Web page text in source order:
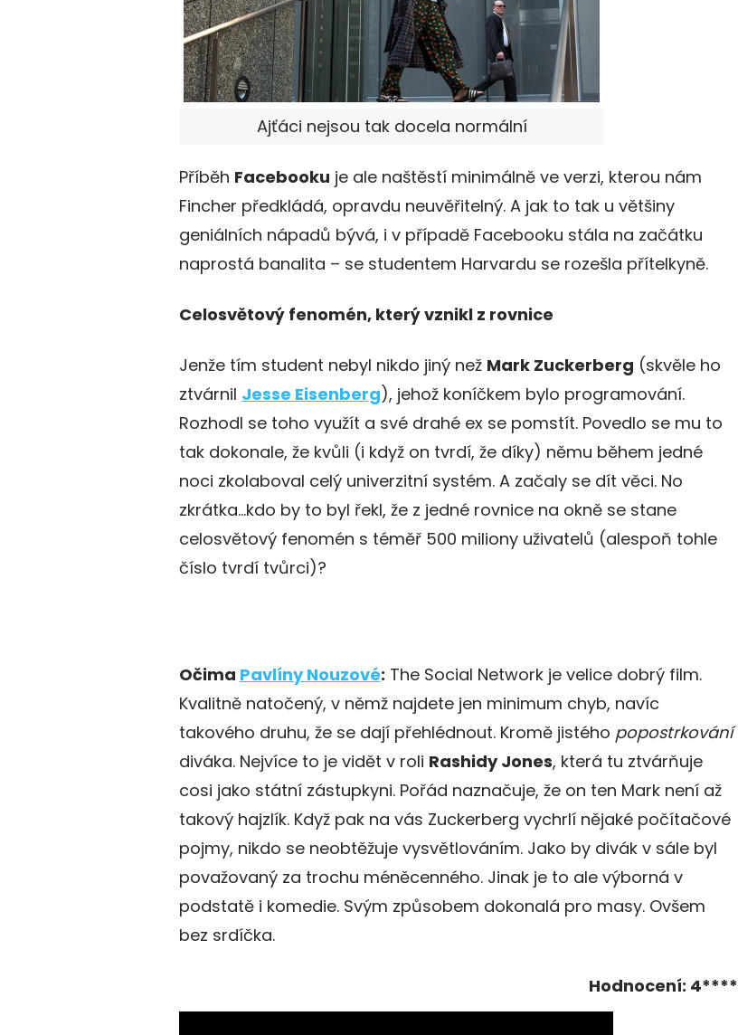
Ajťáci nejsou tak docela normální
Příběh Facebooku je ale naštěstí minimálně ve verzi, kterou nám
Fincher předkládá, opravdu neuvěřitelný. A jak to tak u většiny
geniálních nápadů bývá, i v případě Facebooku stála na začátku
naprostá banalita – se studentem Harvardu se rozešla přítelkyně.
Celosvětový fenomén, který vznikl z rovnice
Jenže tím student nebyl nikdo jiný než Mark Zuckerberg (skvěle ho
ztvárnil Jesse Eisenberg), jehož koníčkem bylo programování.
Rozhodl se toho využít a své drahé ex se pomstít. Povedlo se mu to
tak dokonale, že kvůli (i když on tvrdí, že díky) němu během jedné
noci zkolaboval celý univerzitní systém. A začaly se dít věci. No
zkrátka…kdo by to byl řekl, že z jedné rovnice na okně se stane
celosvětový fenomén s téměř 500 miliony uživatelů (alespoň tohle
číslo tvrdí tvůrci)?
Očima Pavlíny Nouzové: The Social Network je velice dobrý film.
Kvalitně natočený, v němž najdete jen minimum chyb, navíc
takového druhu, že se dají přehlédnout. Kromě jistého popostrkování
diváka. Nejvíce to je vidět v roli Rashidy Jones, která tu ztvárňuje
cosi jako státní zástupkyni. Pořád naznačuje, že on ten Mark není až
takový hajzlík. Když pak na vás Zuckerberg vychrlí nějaké počítačové
pojmy, nikdo se neobtěžuje vysvětlováním. Jako by divák v sále byl
považovaný za trochu méněcenného. Jinak je to ale výborná v
podstatě i komedie. Svým způsobem dokonalá pro masy. Ovšem
bez srdíčka.
Hodnocení: 4****